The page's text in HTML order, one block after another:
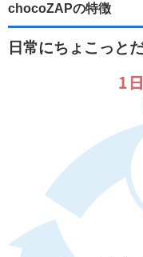
chocoZAPの特徴
日常にちょこっと